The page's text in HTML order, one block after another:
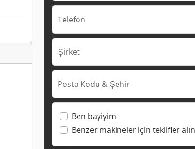
Telefon
Şirket
Posta Kodu & Şehir
Ben bayiyim.
Benzer makineler için teklifler alın